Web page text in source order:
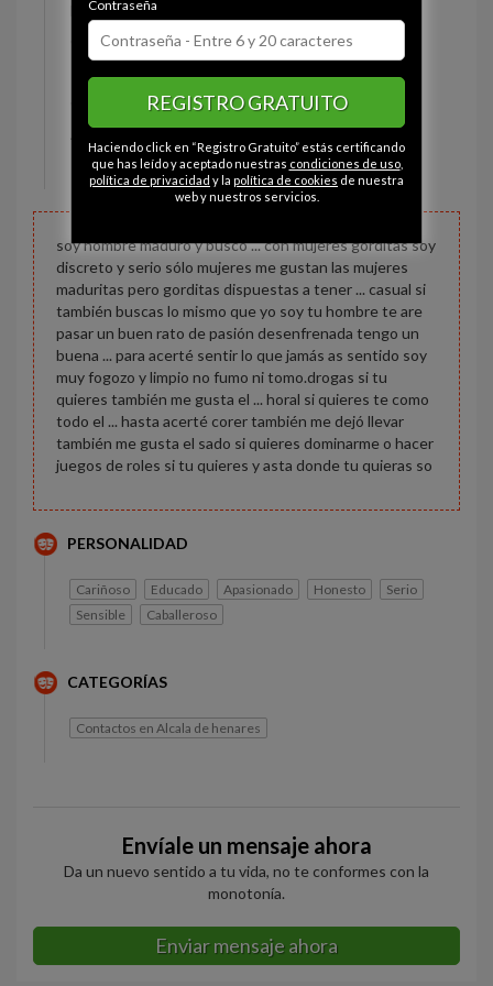
Estado civil:
Ojos: Avellana
Constitución: Relleno
Altura: 175 cm
Peso: 100 kg
soy hombre maduro y busco ... con mujeres gorditas soy
discreto y serio sólo mujeres me gustan las mujeres
maduritas pero gorditas dispuestas a tener ... casual si
también buscas lo mismo que yo soy tu hombre te are
pasar un buen rato de pasión desenfrenada tengo un
buena ... para acerté sentir lo que jamás as sentido soy
muy fogozo y limpio no fumo ni tomo.drogas si tu
quieres también me gusta el ... horal si quieres te como
todo el ... hasta acerté corer también me dejó llevar
también me gusta el sado si quieres dominarme o hacer
juegos de roles si tu quieres y asta donde tu quieras so
PERSONALIDAD
Cariñoso Educado Apasionado Honesto
Serio
Sensible
Caballeroso
CATEGORÍAS
Contactos en Alcala de henares
Envíale un mensaje ahora
Da un nuevo sentido a tu vida, no te conformes con la
monotonía.
Enviar mensaje ahora
Contraseña
REGISTRO GRATUITO
Haciendo click en “Registro Gratuito” estás certificando
que has leído y aceptado nuestras condiciones de uso,
política de privacidad y la política de cookies de nuestra
web y nuestros servicios.